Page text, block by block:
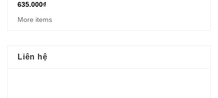
635.000₫
More items
Liên hệ